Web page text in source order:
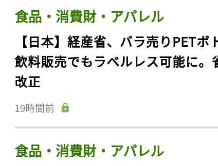
食品・消費財・アパレル
【日本】経産省、バラ売りPETボ
飲料販売でもラベルレス可能に。
改正
19時間前
食品・消費財・アパレル